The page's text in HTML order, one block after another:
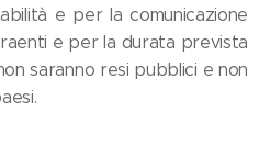
e per la comunicazione
e per la durata prevista
saranno resi pubblici e non